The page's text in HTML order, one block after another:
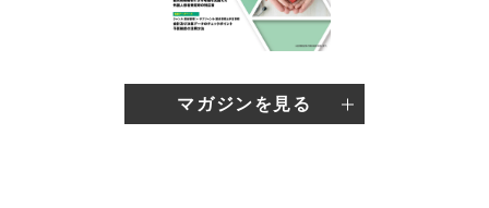
マガジンを見る